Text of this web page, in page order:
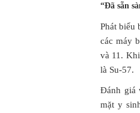
“Đã sẵn
Phát biểu
các máy
và 11.
là Su-57.
Đánh giá
mặt y